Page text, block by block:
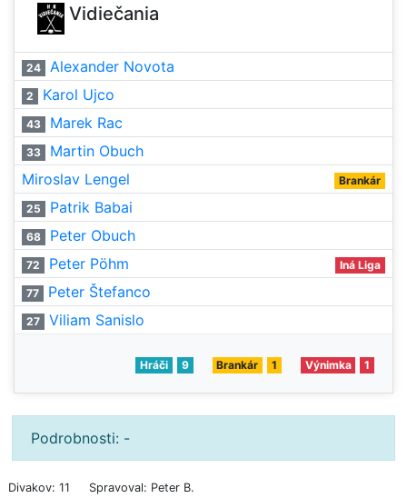
Vidiečania
24 Alexander Novota
2 Karol Ujco
43 Marek Rac
33
Martin Obuch
Miroslav Lengel
Brankár
25 Patrik Babai
68 Peter Obuch
72 Peter Pöhm Iná Liga
77 Peter Štefanco
27 Viliam Sanislo
Hráči 9 Brankár 1 Výnimka 1
Podrobnosti: -
Divakov: 11 Spravoval: Peter B.